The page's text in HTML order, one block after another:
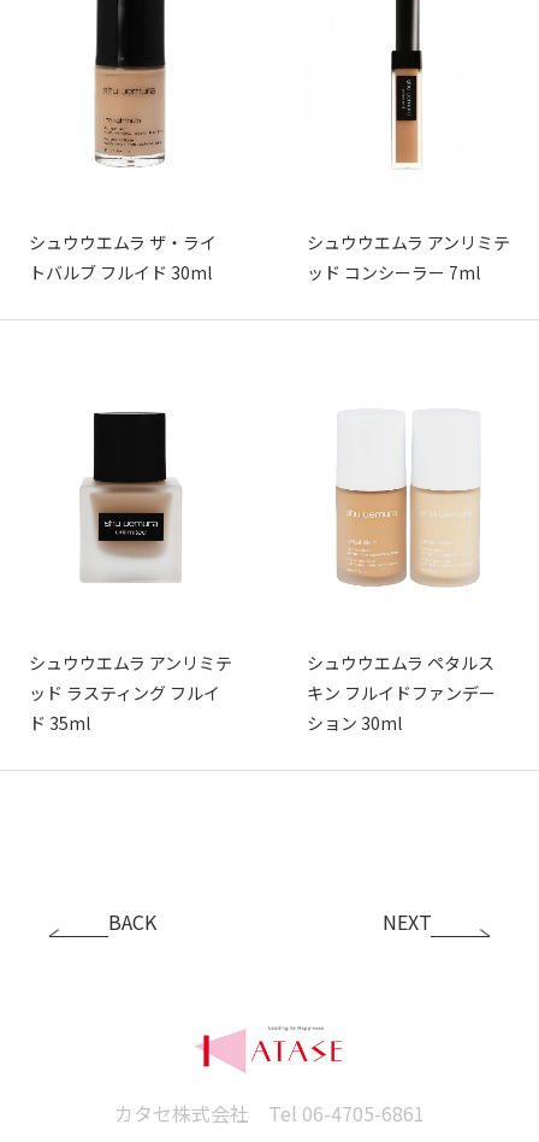
シュウウエムラ ザ・ライ
トバルブ フルイド 30ml
シュウウエムラ アンリミテ
ッド コンシーラー 7ml
シュウウエムラ アンリミテ
ッド ラスティング フルイ
ド 35ml
シュウウエムラ ペタルス
キン フルイドファンデー
ション 30ml
BACK NEXT
カタセ株式会社 Tel 06-4705-6861